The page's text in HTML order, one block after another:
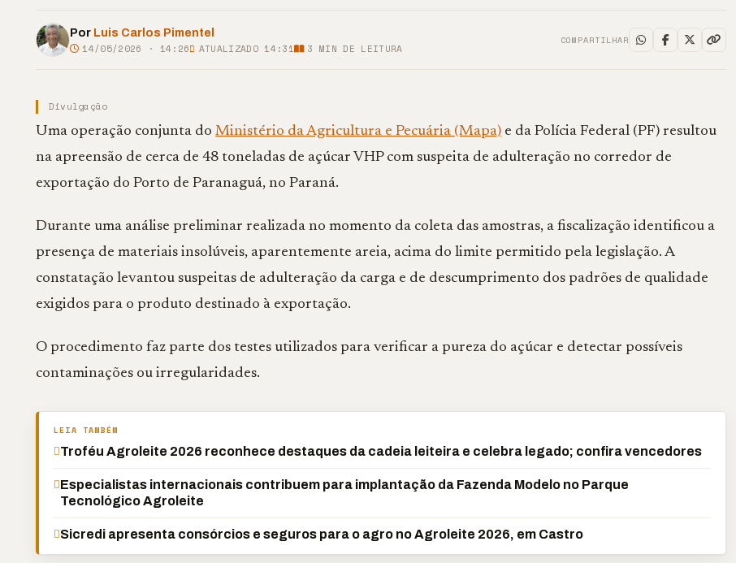
Por Luis Carlos Pimentel
14/05/2026 · 14:26 ATUALIZADO 14:31 3 MIN DE LEITURA
COMPARTILHAR
Divulgação
Uma operação conjunta do Ministério da Agricultura e Pecuária (Mapa) e da Polícia Federal (PF) resultou
na apreensão de cerca de 48 toneladas de açúcar VHP com suspeita de adulteração no corredor de
exportação do Porto de Paranaguá, no Paraná.
Durante uma análise preliminar realizada no momento da coleta das amostras, a fiscalização identificou a
presença de materiais insolúveis, aparentemente areia, acima do limite permitido pela legislação. A
constatação levantou suspeitas de adulteração da carga e de descumprimento dos padrões de qualidade
exigidos para o produto destinado à exportação.
O procedimento faz parte dos testes utilizados para verificar a pureza do açúcar e detectar possíveis
contaminações ou irregularidades.
LEIA TAMBÉM
Troféu Agroleite 2026 reconhece destaques da cadeia leiteira e celebra legado; confira vencedores
Especialistas internacionais contribuem para implantação da Fazenda Modelo no Parque
Tecnológico Agroleite
Sicredi apresenta consórcios e seguros para o agro no Agroleite 2026, em Castro